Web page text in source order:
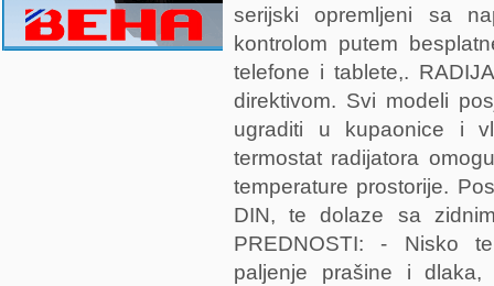
serijski opremljeni sa
kontrolom putem
telefone i tablete,.
direktivom. Svi modeli
ugraditi u kupaonice i
termostat radijatora
temperature prostorije.
DIN, te dolaze sa
PREDNOSTI: - Nisko
paljenje prašine i